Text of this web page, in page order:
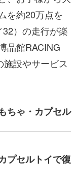
を約20万点を
）の走行が楽
品館RACING
設やサービス
ちゃ・カプセル
プセルトイで復